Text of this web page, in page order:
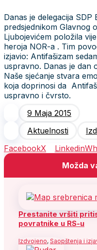
Danas je delegacija
predsjednikom Glavnog
Ljubojevićem položila
heroja NOR-a . Tim
izjavio: Antifašizam
uspravno. Danas je dan
Naše sjećanje stvara
koja doprinosi da
uspravno i čvrsto.
9 Maja 2015
Aktuelnosti
FacebookX Linkedin
Možda
Prestanite vršiti
povratnike u RS-u
Izdvojeno, Saopštenja i